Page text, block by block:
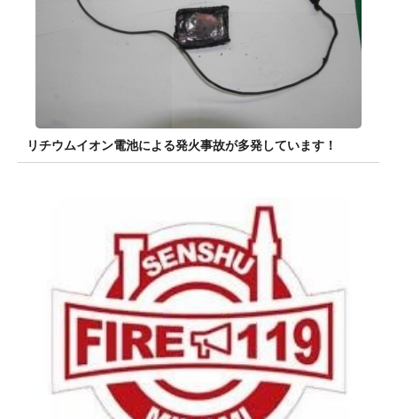
リチウムイオン電池による発火事故が多発しています！